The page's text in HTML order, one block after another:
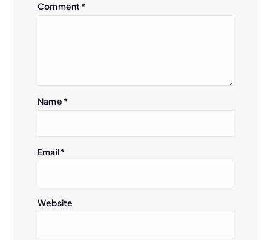
Comment *
Name *
Email*
Website